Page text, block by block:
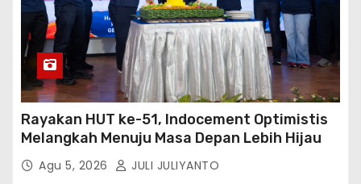
Rayakan HUT ke-51, Indocement Optimistis
Melangkah Menuju Masa Depan Lebih Hijau
Agu 5, 2026 JULI JULIYANTO